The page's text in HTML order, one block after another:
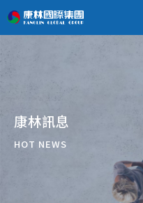
康林訊息
HOT NEWS